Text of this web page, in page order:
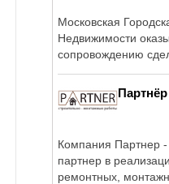
Московская
Недвижимости
сопровождению
Партнёр
Компания Партнер
партнер в
ремонтных,